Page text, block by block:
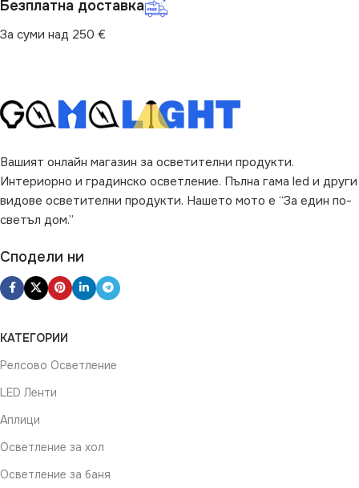
Безплатна доставка
За суми над 250 €
Вашият онлайн магазин за осветителни продукти.
Интериорно и градинско осветление. Пълна гама led и други
видове осветителни продукти. Нашето мото е “За един по-
светъл дом.”
Сподели ни
КАТЕГОРИИ
Релсово Осветление
LED Ленти
Аплици
Осветление за хол
Осветление за баня